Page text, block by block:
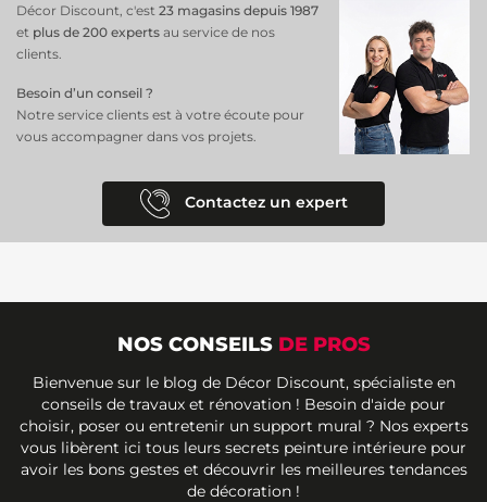
Décor Discount, c'est 23 magasins depuis 1987
et plus de 200 experts au service de nos
clients.
Besoin d’un conseil ?
Notre service clients est à votre écoute pour
vous accompagner dans vos projets.
Contactez un expert
NOS CONSEILS DE PROS
Bienvenue sur le blog de Décor Discount, spécialiste en
conseils de travaux et rénovation ! Besoin d'aide pour
choisir, poser ou entretenir un support mural ? Nos experts
vous libèrent ici tous leurs secrets peinture intérieure pour
avoir les bons gestes et découvrir les meilleures tendances
de décoration !